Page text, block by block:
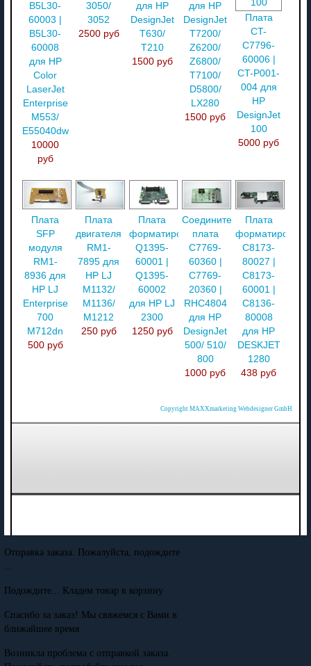
B5L30-
60003 |
B5L30-
60008
для HP
Color
LaserJet
Enterprise
M553/
E55040dw
10000
руб
3050/
3052
2500 руб
для HP
DesignJet
T630/
T210
1500 руб
для HP
DesignJet
T7200/
Z6200/
Z6800/
T7100/
D5800/
LX280
1500 руб
Плата
CT-
C7796-
60006 |
CT-P001-
004 для
HP
DesignJet
100
5000 руб
Плата
SFP
модуля
RM1-
8936 для
HP LJ
Enterprise
700
M712dn
500 руб
Плата
двигателя
RM1-
7895 для
HP LJ
M1132/
M1136/
M1212
250 руб
Плата
форматирования
Q1395-
60001 |
Q1395-
60002
для HP LJ
2300
1250 руб
Соединительная
плата
C7769-
60360 |
C7769-
20360 |
RHC4804
для HP
DesignJet
500/ 510/
800
1000 руб
Плата
C8173-
80027 |
C8173-
60001 |
C8136-
80008
для HP
DESKJET
1280
438 руб
Copyright MAXXmarketing Webdesigner GmbH
Отправка заказа. Пожалуйста, подождите
...
Подождите... Кладем товар в корзину
Спасибо за заказ! Мы свяжемся с Вами в
ближайшее время
Возникла проблема с отправкой заказа.